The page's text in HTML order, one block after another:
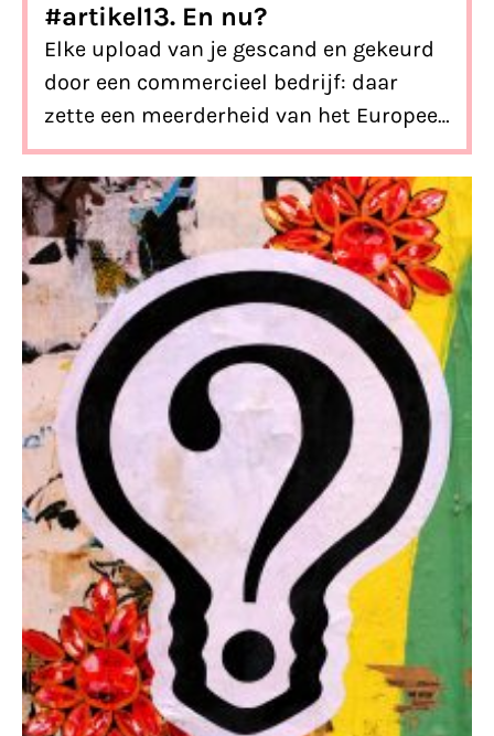
#artikel13. En nu?
Elke upload van je gescand en gekeurd
door een commercieel bedrijf: daar
zette een meerderheid van het Europees
Parlement vandaag haar handtekening
onder.